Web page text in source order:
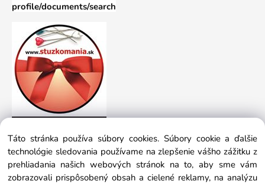
profile/documents/search
Táto stránka používa súbory cookies. Súbory cookie a ďalšie
technológie sledovania používame na zlepšenie vášho zážitku z
prehliadania našich webových stránok na to, aby sme vám
zobrazovali prispôsobený obsah a cielené reklamy, na analýzu